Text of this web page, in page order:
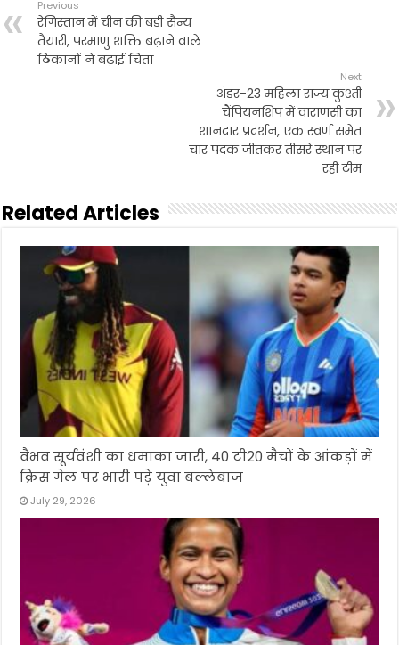
o
o
k
e
r
p
p
Previous
रेगिस्तान में चीन की बड़ी सैन्य
तैयारी, परमाणु शक्ति बढ़ाने वाले
ठिकानों ने बढ़ाई चिंता
Next
अंडर-23 महिला राज्य कुश्ती
चैंपियनशिप में वाराणसी का
शानदार प्रदर्शन, एक स्वर्ण समेत
चार पदक जीतकर तीसरे स्थान पर
रही टीम
Related Articles
वैभव सूर्यवंशी का धमाका जारी, 40 टी20 मैचों के आंकड़ों में
क्रिस गेल पर भारी पड़े युवा बल्लेबाज
July 29, 2026